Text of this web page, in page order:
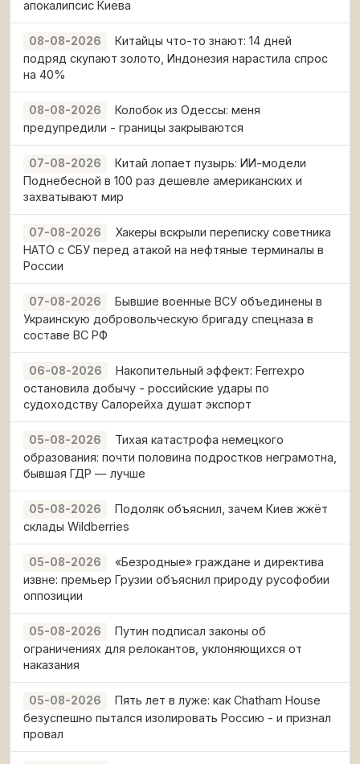
апокалипсис Киева
08-08-2026
Китайцы что-то знают: 14 дней
подряд скупают золото, Индонезия нарастила спрос
на 40%
08-08-2026
Колобок из Одессы: меня
предупредили - границы закрываются
07-08-2026
Китай лопает пузырь: ИИ-модели
Поднебесной в 100 раз дешевле американских и
захватывают мир
07-08-2026
Хакеры вскрыли переписку советника
НАТО с СБУ перед атакой на нефтяные терминалы в
России
07-08-2026
Бывшие военные ВСУ объединены в
Украинскую добровольческую бригаду спецназа в
составе ВС РФ
06-08-2026
Накопительный эффект: Ferrexpo
остановила добычу - российские удары по
судоходству Салорейха душат экспорт
05-08-2026
Тихая катастрофа немецкого
образования: почти половина подростков неграмотна,
бывшая ГДР — лучше
05-08-2026
Подоляк объяснил, зачем Киев жжёт
склады Wildberries
05-08-2026
«Безродные» граждане и директива
извне: премьер Грузии объяснил природу русофобии
оппозиции
05-08-2026
Путин подписал законы об
ограничениях для релокантов, уклоняющихся от
наказания
05-08-2026
Пять лет в луже: как Chatham House
безуспешно пытался изолировать Россию - и признал
провал